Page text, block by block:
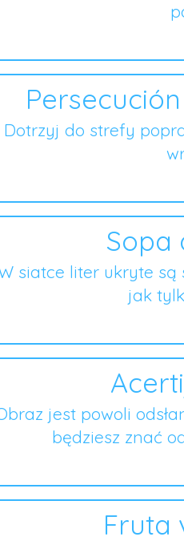
Dotrzyj do strefy
Sopa
siatce liter ukryte są
jak
jest powoli
będziesz znać
Fruta